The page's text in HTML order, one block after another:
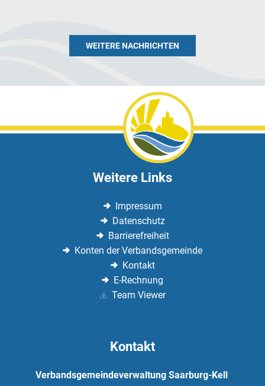
WEITERE NACHRICHTEN
Weitere Links
Impressum
Datenschutz
Barrierefreiheit
Konten der Verbandsgemeinde
Kontakt
E-Rechnung
Team Viewer
Kontakt
Verbandsgemeindeverwaltung Saarburg-Kell